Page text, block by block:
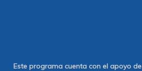
Este programa cuenta con el apoyo de